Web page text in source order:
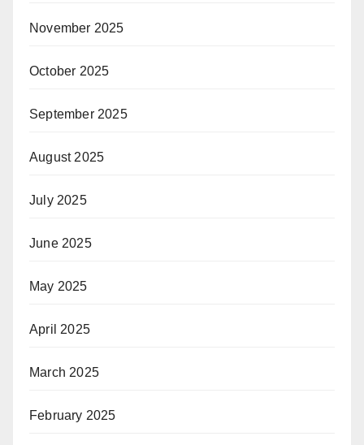
November 2025
October 2025
September 2025
August 2025
July 2025
June 2025
May 2025
April 2025
March 2025
February 2025